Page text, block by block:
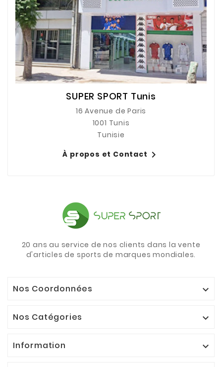
SUPER SPORT Tunis
16 Avenue de Paris
1001 Tunis
Tunisie
À propos et Contact 
20 ans au service de nos clients dans la vente
d'articles de sports de marques mondiales.
Nos Coordonnées 
Nos Catégories 
Information 